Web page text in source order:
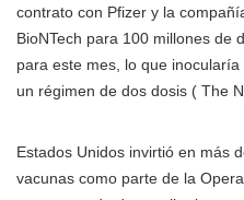
contrato con Pfizer y la
BioNTech para 100 millones de
para este mes, lo que
un régimen de dos dosis ( The
Estados Unidos invirtió en más
vacunas como parte de la